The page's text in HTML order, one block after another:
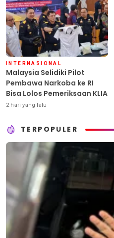
INTERNASIONAL
Malaysia Selidiki Pilot
Pembawa Narkoba ke RI
Bisa Lolos Pemeriksaan KLIA
2 hari yang lalu
TERPOPULER